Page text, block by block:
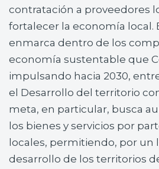
contratación a proveedores
fortalecer la economía local.
enmarca dentro de los
economía sustentable que
impulsando hacia 2030,
el Desarrollo del territorio
meta, en particular, busca
los bienes y servicios por
locales, permitiendo, por un
desarrollo de los territorios